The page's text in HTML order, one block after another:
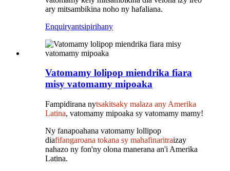
ary mitsambikina noho ny hafaliana.
Enquiryantsipirihany
Vatomamy lolipop miendrika fiara
misy vatomamy mipoaka
Fampidirana nytsakitsaky malaza any Amerika
Latina, vatomamy mipoaka sy vatomamy mamy!
Ny fanapoahana vatomamy lollipop
diafifangaroana tokana sy mahafinaritraizay
nahazo ny fon'ny olona manerana an'i Amerika
Latina.